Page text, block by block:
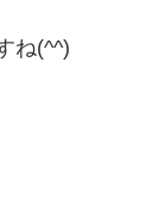
ね(^^)